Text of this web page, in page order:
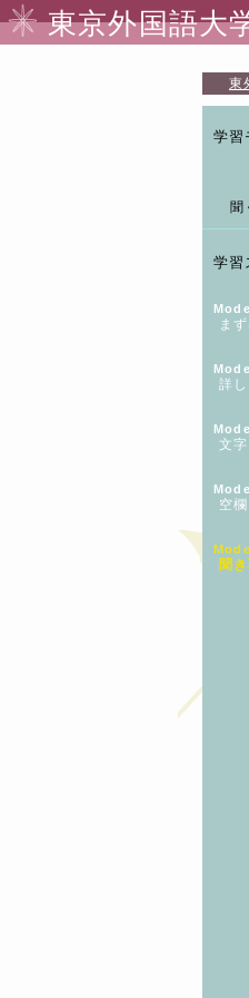
東京外国語大
東
学習
聞
学習
ま
詳
文
空
聞